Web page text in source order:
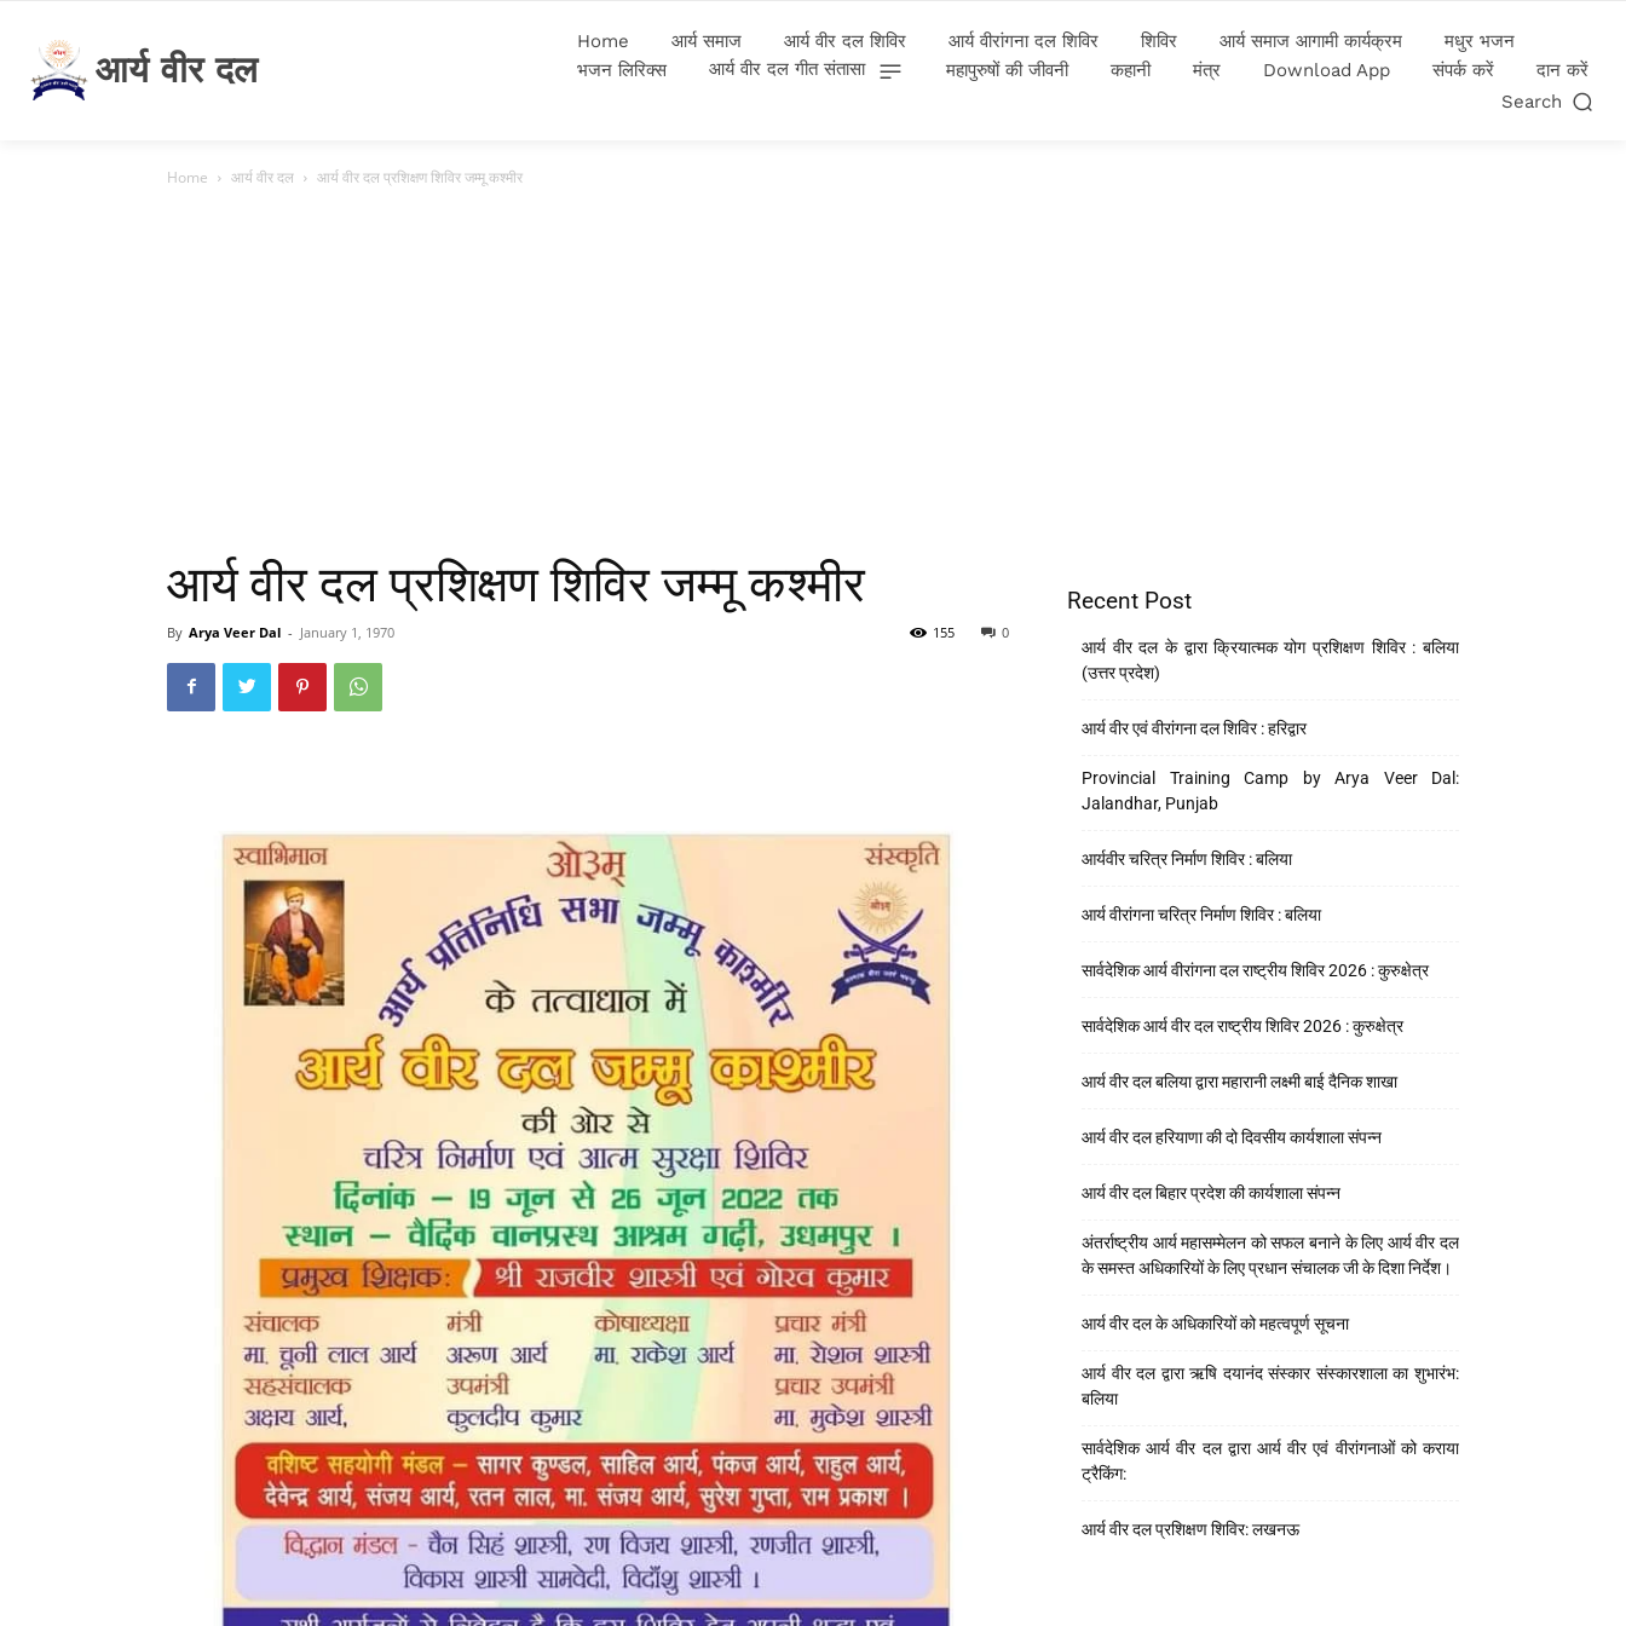
आर्य वीर दल
Home आर्य समाज आर्य वीर दल शिविर आर्य वीरांगना दल शिविर शिविर आर्य समाज आगामी कार्यक्रम
मधुर भजन
भजन लिरिक्स
आर्य वीर दल गीत संतासा महापुरुषों की जीवनी कहानी मंत्र Download App संपर्क करें
दान करें
Search
Home आर्य वीर दल आर्य वीर दल प्रशिक्षण शिविर जम्मू कश्मीर
आर्य वीर दल प्रशिक्षण शिविर जम्मू कश्मीर
By Arya Veer Dal - January 1, 1970 0
155
Recent Post
आर्य वीर दल के द्वारा क्रियात्मक योग प्रशिक्षण शिविर : बलिया
(उत्तर प्रदेश)
आर्य वीर एवं वीरांगना दल शिविर : हरिद्वार
Provincial Training Camp by Arya Veer Dal:
Jalandhar, Punjab
आर्यवीर चरित्र निर्माण शिविर : बलिया
आर्य वीरांगना चरित्र निर्माण शिविर : बलिया
सार्वदेशिक आर्य वीरांगना दल राष्ट्रीय शिविर 2026 : कुरुक्षेत्र
सार्वदेशिक आर्य वीर दल राष्ट्रीय शिविर 2026 : कुरुक्षेत्र
आर्य वीर दल बलिया द्वारा महारानी लक्ष्मी बाई दैनिक शाखा
आर्य वीर दल हरियाणा की दो दिवसीय कार्यशाला संपन्न
आर्य वीर दल बिहार प्रदेश की कार्यशाला संपन्न
अंतर्राष्ट्रीय आर्य महासम्मेलन को सफल बनाने के लिए आर्य वीर दल
के समस्त अधिकारियों के लिए प्रधान संचालक जी के दिशा निर्देश।
आर्य वीर दल के अधिकारियों को महत्वपूर्ण सूचना
आर्य वीर दल द्वारा ऋषि दयानंद संस्कार संस्कारशाला का शुभारंभ:
बलिया
सार्वदेशिक आर्य वीर दल द्वारा आर्य वीर एवं वीरांगनाओं को कराया
ट्रैकिंग:
आर्य वीर दल प्रशिक्षण शिविर: लखनऊ